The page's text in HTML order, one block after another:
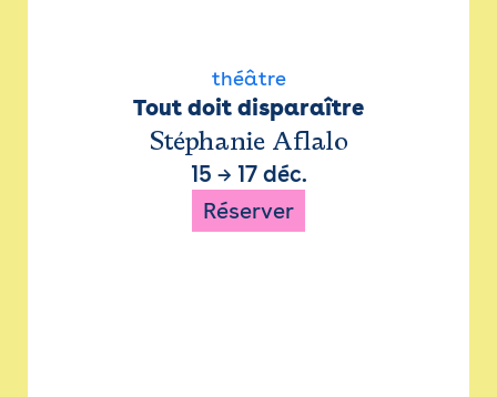
théâtre
Tout doit disparaître
Stéphanie Aflalo
15 → 17 déc.
Réserver